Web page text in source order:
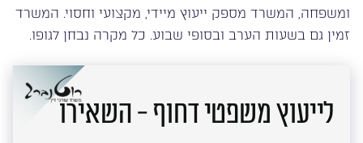
ומשפחה, המשרד מספק ייעוץ מיידי, מקצועי וחסוי. המשרד
זמין גם בשעות הערב ובסופי שבוע. כל מקרה נבחן לגופו.
לייעוץ משפטי דחוף - השאירו